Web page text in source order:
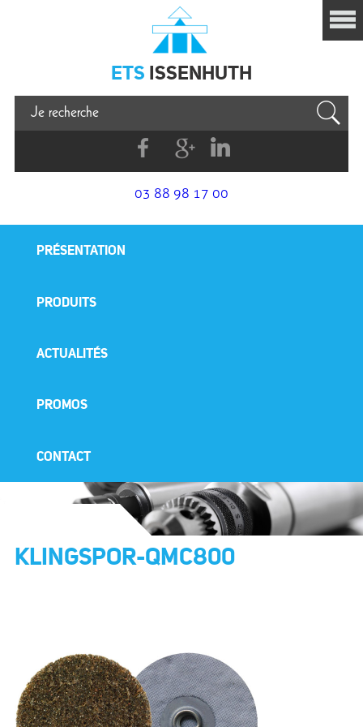
Issenhuth
ETS ISSENHUTH
FacebookG+
Linkedin
03 88 98 17 00
PRÉSENTATION
PRODUITS
ACTUALITÉS
PROMOS
CONTACT
KLINGSPOR-QMC800